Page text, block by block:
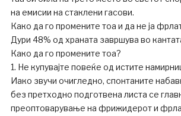
на емисии на стаклени гасови.
Како да го промените тоа и да не ја
Дури 48% од храната завршува во
Како да го промените тоа?
1. Не купувајте повеќе од истите
Иако звучи очигледно, спонтаните
без претходно подготвена листа се
преоптоварување на фрижидерот и